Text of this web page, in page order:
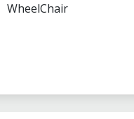
WheelChair